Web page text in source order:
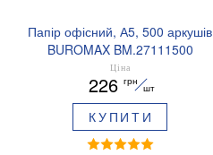
Папір офісний, А5, 500 аркушів
BUROMAX BM.27111500
Ціна
226 грн
шт
КУПИТИ